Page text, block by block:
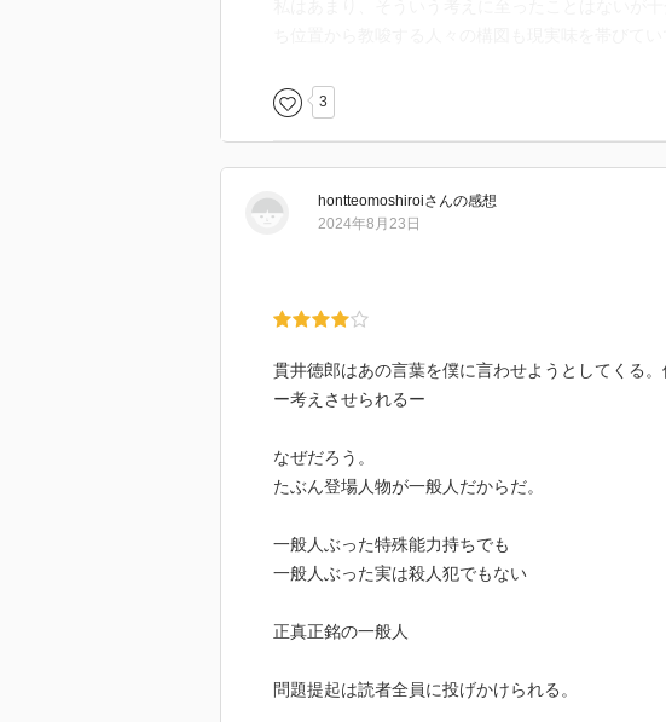
3
hontteomoshiroiさんの感想
2024年8月23日
貫井徳郎はあの言葉を僕に言わせようとしてくる。
ー考えさせられるー
なぜだろう。
たぶん登場人物が一般人だからだ。
一般人ぶった特殊能力持ちでも
一般人ぶった実は殺人犯でもない
正真正銘の一般人
問題提起は読者全員に投げかけられる。